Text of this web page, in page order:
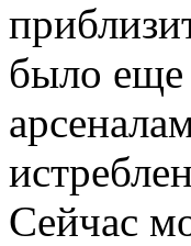
было еще
Сейчас